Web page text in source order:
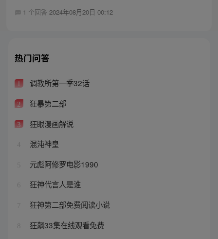
1 个回答 2024年08月20日 00:12
热门问答
1 调教所第一季32话
2 狂暴第二部
3 狂眼漫画解说
4 混沌神皇
5 元彪阿修罗电影1990
6 狂神代言人是谁
7 狂神第二部免费阅读小说
8 狂飙33集在线观看免费